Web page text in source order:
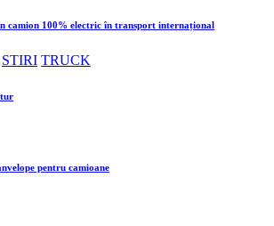
camion 100% electric în transport internațional
STIRI TRUCK
pentru camioane